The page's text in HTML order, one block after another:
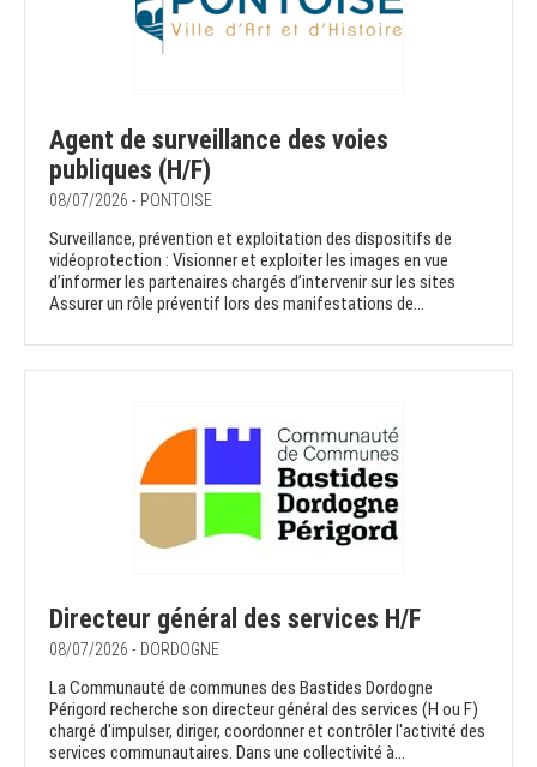
Agent de surveillance des voies
publiques (H/F)
08/07/2026 - PONTOISE
Surveillance, prévention et exploitation des dispositifs de
vidéoprotection : Visionner et exploiter les images en vue
d’informer les partenaires chargés d’intervenir sur les sites
Assurer un rôle préventif lors des manifestations de...
Directeur général des services H/F
08/07/2026 - DORDOGNE
La Communauté de communes des Bastides Dordogne
Périgord recherche son directeur général des services (H ou F)
chargé d'impulser, diriger, coordonner et contrôler l'activité des
services communautaires. Dans une collectivité à...